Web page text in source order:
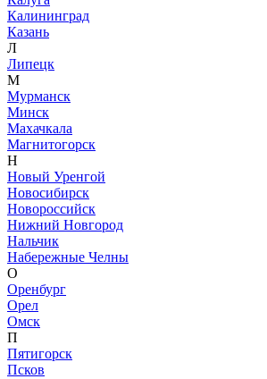
Калининград
Казань
Л
Липецк
М
Мурманск
Минск
Махачкала
Магнитогорск
Н
Новый Уренгой
Новосибирск
Новороссийск
Нижний Новгород
Нальчик
Набережные Челны
О
Оренбург
Орел
Омск
П
Пятигорск
Псков